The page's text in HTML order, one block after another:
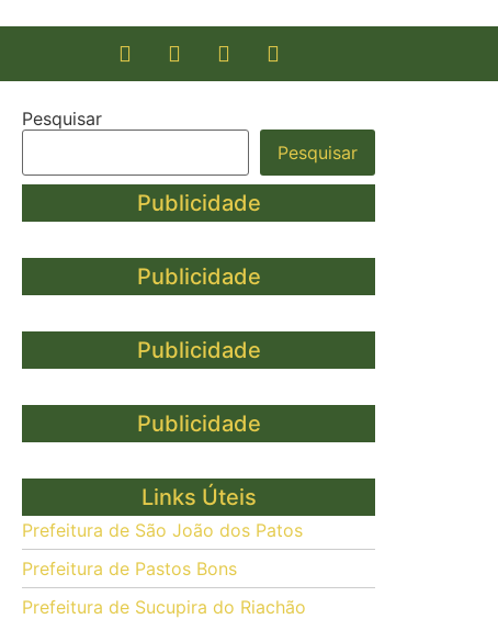
Pesquisar
Pesquisar
Publicidade
Publicidade
Publicidade
Publicidade
Links Úteis
Prefeitura de São João dos Patos
Prefeitura de Pastos Bons
Prefeitura de Sucupira do Riachão